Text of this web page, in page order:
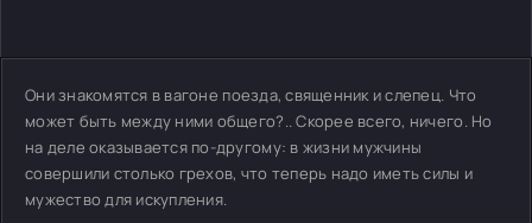
Они знакомятся в вагоне поезда, священник и слепец. Что
может быть между ними общего?.. Скорее всего, ничего. Но
на деле оказывается по-другому: в жизни мужчины
совершили столько грехов, что теперь надо иметь силы и
мужество для искупления.